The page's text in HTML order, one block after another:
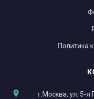
Политика
г.Москва, ул. 5-